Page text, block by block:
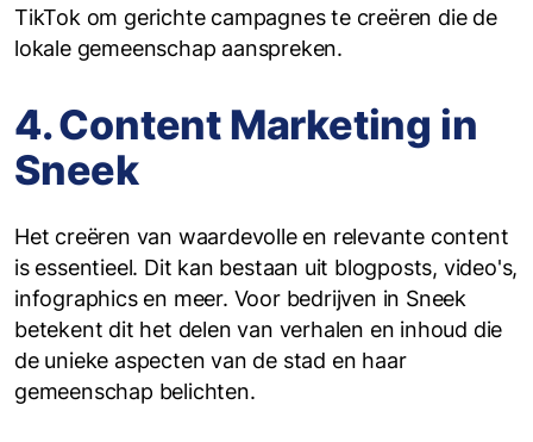
TikTok om gerichte campagnes te creëren die de
lokale gemeenschap aanspreken.
4. Content Marketing in
Sneek
Het creëren van waardevolle en relevante content
is essentieel. Dit kan bestaan uit blogposts, video's,
infographics en meer. Voor bedrijven in Sneek
betekent dit het delen van verhalen en inhoud die
de unieke aspecten van de stad en haar
gemeenschap belichten.